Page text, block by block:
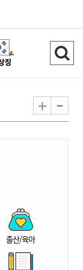
검
색
기
+ -
출산/육아